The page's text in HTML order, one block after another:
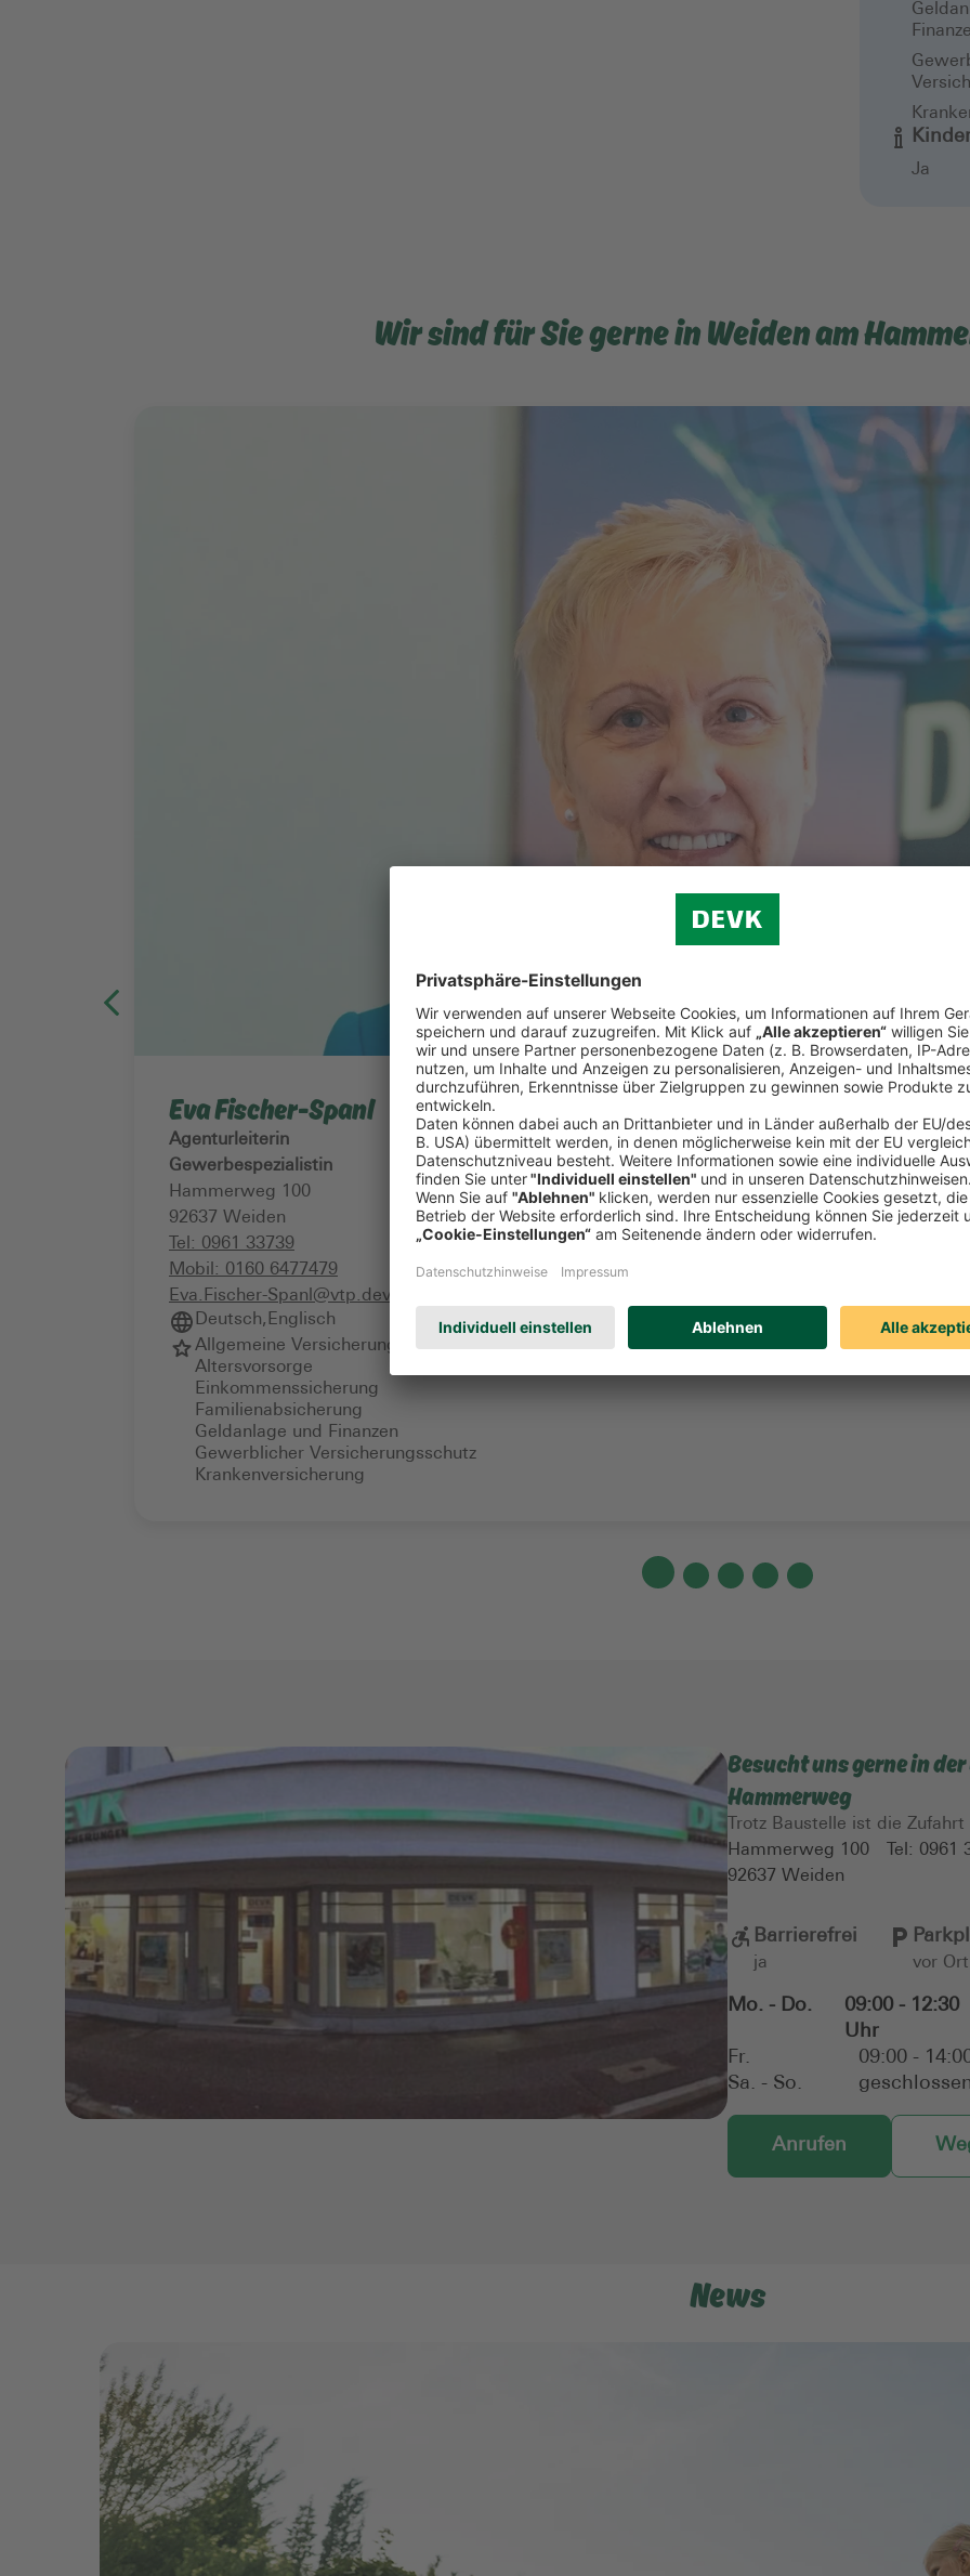
Ja
Wir sind für Sie gerne in Weiden am
Eva Fischer-Spanl
Agenturleiterin
Gewerbespezialistin
Hammerweg 100
92637 Weiden
Tel: 0961 33739
Mobil: 0160 6477479
Eva.Fischer-Spanl@vtp.devk.de
Deutsch, Englisch
Allgemeine Versicherungsberatung
Altersvorsorge
Einkommenssicherung
Familienabsicherung
Geldanlage und Finanzen
Gewerblicher Versicherungsschutz
Krankenversicherung
Besucht uns gerne in
Hammerweg
Trotz Baustelle ist die
Hammerweg 100
92637 Weiden
Tel: 0961
Barrierefrei
ja vor Ort
Mo. - Do.
09:00 - 12:30
Uhr
Fr.
09:00 -
Sa. - So.
geschlossen
Anrufen
News